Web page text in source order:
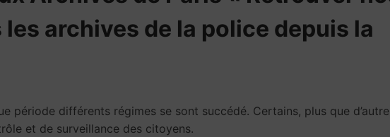
archives de la police depuis la
période différents régimes se sont succédé. Certains, plus que
et de surveillance des citoyens.